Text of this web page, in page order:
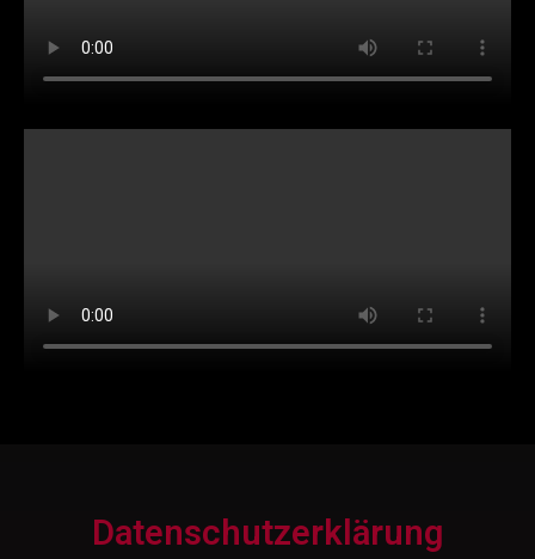
Datenschutzerklärung